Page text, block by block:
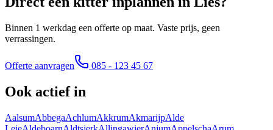
Binnen 1 werkdag een offerte op maat. Vaste prijs, geen
verrassingen.
Offerte aanvragen 085 - 123 45 67
Ook actief in
AalsumAbbegaAchlumAkkrumAkmarijpAlde